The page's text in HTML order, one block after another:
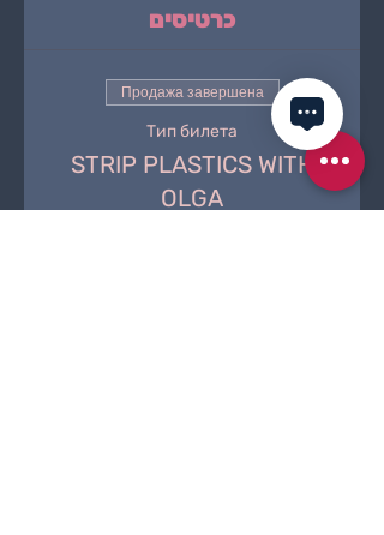
כרטיסים
Продажа завершена
Тип билета
STRIP PLASTICS WITH
OLGA